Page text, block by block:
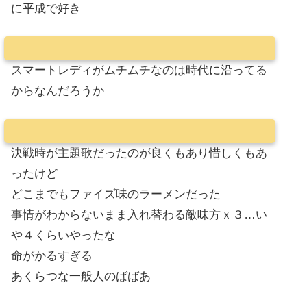
に平成で好き
スマートレディがムチムチなのは時代に沿ってる
からなんだろうか
決戦時が主題歌だったのが良くもあり惜しくもあ
ったけど
どこまでもファイズ味のラーメンだった
事情がわからないまま入れ替わる敵味方ｘ３…い
や４くらいやったな
命がかるすぎる
あくらつな一般人のばばあ